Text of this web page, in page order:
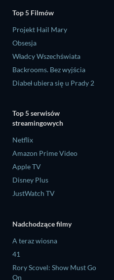
Top 5 Filmów
Projekt Hail Mary
Obsesja
Władcy Wszechświata
Backrooms. Bez wyjścia
Diabeł ubiera się u Prady 2
Top 5 serwisów
streamingowych
Netflix
Amazon Prime Video
Apple TV
Disney Plus
JustWatch TV
Nadchodzące filmy
A teraz wiosna
41
Rory Scovel: Show Must Go
On